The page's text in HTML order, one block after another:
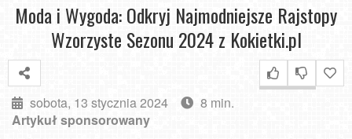
Moda i Wygoda: Odkryj Najmodniejsze Rajstopy
Wzorzyste Sezonu 2024 z Kokietki.pl
sobota, 13 stycznia 2024
8 min.
Artykuł sponsorowany